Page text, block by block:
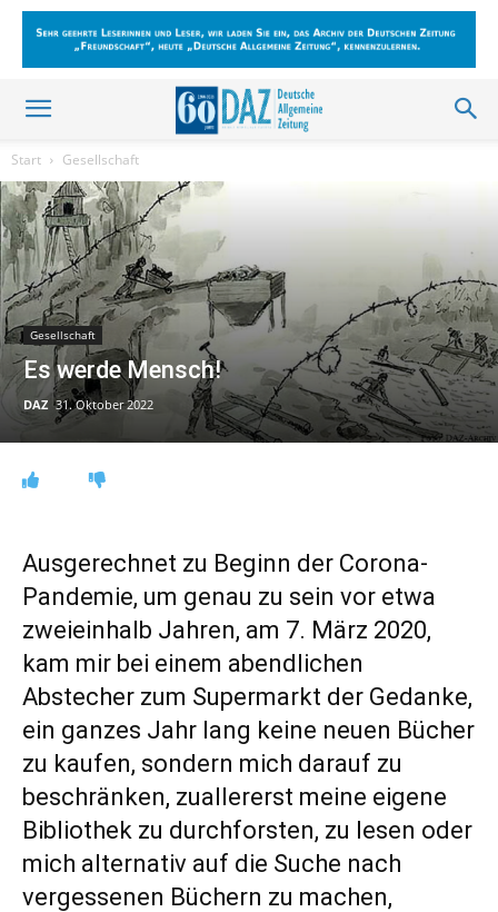
Start Gesellschaft
Gesellschaft
Es werde Mensch!
DAZ 31. Oktober 2022
Ausgerechnet zu Beginn der Corona-
Pandemie, um genau zu sein vor etwa
zweieinhalb Jahren, am 7. März 2020,
kam mir bei einem abendlichen
Abstecher zum Supermarkt der Gedanke,
ein ganzes Jahr lang keine neuen Bücher
zu kaufen, sondern mich darauf zu
beschränken, zuallererst meine eigene
Bibliothek zu durchforsten, zu lesen oder
mich alternativ auf die Suche nach
vergessenen Büchern zu machen,